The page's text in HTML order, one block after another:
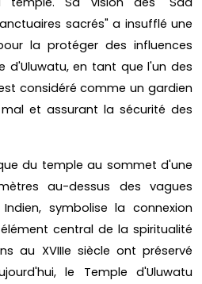
sacrés" a insufflé une
la protéger des influences
d'Uluwatu, en tant que l'un des
considéré comme un gardien
et assurant la sécurité des
du temple au sommet d'une
au-dessus des vagues
symbolise la connexion
central de la spiritualité
au XVIIIe siècle ont préservé
le Temple d'Uluwatu